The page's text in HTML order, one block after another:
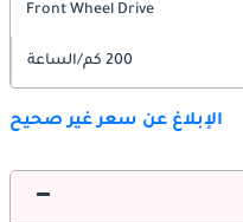
Front Wheel Drive
200 كم/الساعة
الإبلاغ عن سعر غير صحيح